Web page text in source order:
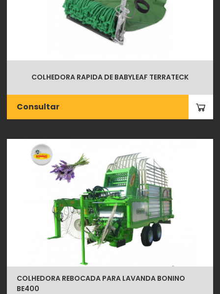
COLHEDORA RAPIDA DE BABYLEAF TERRATECK
Consultar
COLHEDORA REBOCADA PARA LAVANDA BONINO
BE400